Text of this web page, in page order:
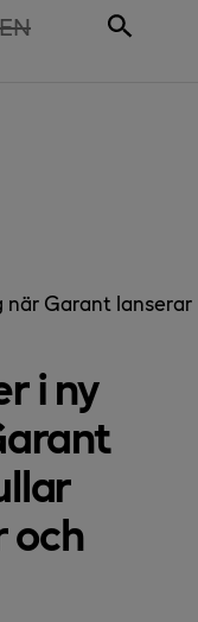
THE PAGE IS NOT
EN
när Garant
i ny
och